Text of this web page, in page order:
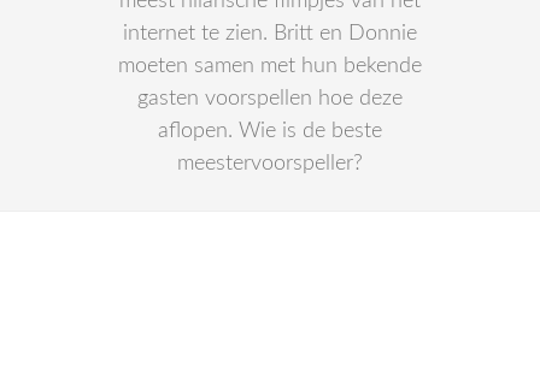
internet te zien. Britt en Donnie
moeten samen met hun bekende
gasten voorspellen hoe deze
aflopen. Wie is de beste
meestervoorspeller?